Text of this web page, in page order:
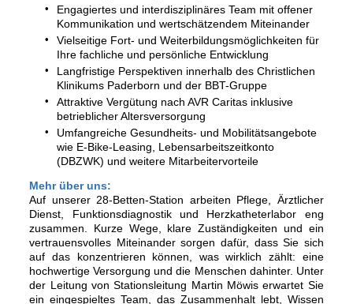
Engagiertes und interdisziplinäres Team mit offener
Kommunikation und wertschätzendem Miteinander
Vielseitige Fort- und Weiterbildungsmöglichkeiten für
Ihre fachliche und persönliche Entwicklung
Langfristige Perspektiven innerhalb des Christlichen
Klinikums Paderborn und der BBT-Gruppe
Attraktive Vergütung nach AVR Caritas inklusive
betrieblicher Altersversorgung
Umfangreiche Gesundheits- und Mobilitätsangebote
wie E-Bike-Leasing, Lebensarbeitszeitkonto
(DBZWK) und weitere Mitarbeitervorteile
Mehr über uns:
Auf unserer 28-Betten-Station arbeiten Pflege, Ärztlicher
Dienst, Funktionsdiagnostik und Herzkatheterlabor eng
zusammen. Kurze Wege, klare Zuständigkeiten und ein
vertrauensvolles Miteinander sorgen dafür, dass Sie sich
auf das konzentrieren können, was wirklich zählt: eine
hochwertige Versorgung und die Menschen dahinter. Unter
der Leitung von Stationsleitung Martin Möwis erwartet Sie
ein eingespieltes Team, das Zusammenhalt lebt, Wissen